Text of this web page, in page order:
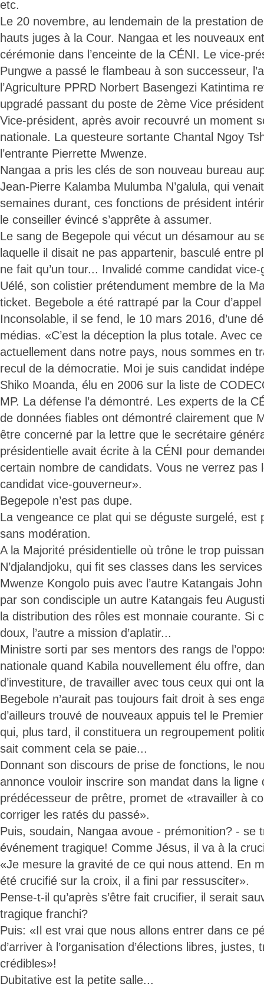
etc.
Le 20 novembre, au lendemain de la prestation
hauts juges à la Cour. Nangaa et les nouveaux
cérémonie dans l’enceinte de la CÉNI. Le vice-
Pungwe a passé le flambeau à son successeur,
l’Agriculture PPRD Norbert Basengezi Katintima
upgradé passant du poste de 2ème Vice
Vice-président, après avoir recouvré un moment
nationale. La questeure sortante Chantal Ngoy
l’entrante Pierrette Mwenze.
Nangaa a pris les clés de son nouveau bureau
Jean-Pierre Kalamba Mulumba N’galula, qui
semaines durant, ces fonctions de président
le conseiller évincé s’apprête à assumer.
Le sang de Begepole qui vécut un désamour au
laquelle il disait ne pas appartenir, basculé entre
ne fait qu’un tour... Invalidé comme candidat
Uélé, son colistier prétendument membre de la
ticket. Begebole a été rattrapé par la Cour
Inconsolable, il se fend, le 10 mars 2016, d’une
médias. «C’est la déception la plus totale. Avec
actuellement dans notre pays, nous sommes en
recul de la démocratie. Moi je suis candidat
Shiko Moanda, élu en 2006 sur la liste de
MP. La défense l’a démontré. Les experts de la
de données fiables ont démontré clairement que
être concerné par la lettre que le secrétaire
présidentielle avait écrite à la CÉNI pour
certain nombre de candidats. Vous ne verrez pas
candidat vice-gouverneur».
Begepole n’est pas dupe.
La vengeance ce plat qui se déguste surgelé, est
sans modération.
A la Majorité présidentielle où trône le trop
N’djalandjoku, qui fit ses classes dans les
Mwenze Kongolo puis avec l’autre Katangais
par son condisciple un autre Katangais feu
la distribution des rôles est monnaie courante. Si
doux, l’autre a mission d’aplatir...
Ministre sorti par ses mentors des rangs de
nationale quand Kabila nouvellement élu offre,
d’investiture, de travailler avec tous ceux qui ont
Begebole n’aurait pas toujours fait droit à ses
d’ailleurs trouvé de nouveaux appuis tel le
qui, plus tard, il constituera un regroupement
sait comment cela se paie...
Donnant son discours de prise de fonctions, le
annonce vouloir inscrire son mandat dans la ligne
prédécesseur de prêtre, promet de «travailler à
corriger les ratés du passé».
Puis, soudain, Nangaa avoue - prémonition? - se
événement tragique! Comme Jésus, il va à la
«Je mesure la gravité de ce qui nous attend. En
été crucifié sur la croix, il a fini par ressusciter».
Pense-t-il qu’après s’être fait crucifier, il serait
tragique franchi?
Puis: «Il est vrai que nous allons entrer dans ce
d’arriver à l’organisation d’élections libres, justes,
crédibles»!
Dubitative est la petite salle...